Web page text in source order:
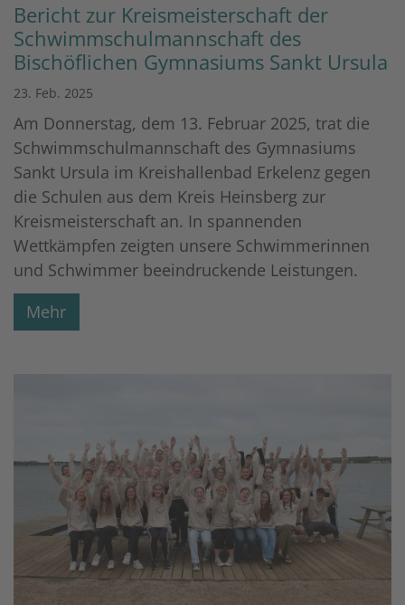
Bericht zur Kreismeisterschaft der
Schwimmschulmannschaft des
Bischöflichen Gymnasiums Sankt Ursula
23. Feb. 2025
Am Donnerstag, dem 13. Februar 2025, trat die
Schwimmschulmannschaft des Gymnasiums
Sankt Ursula im Kreishallenbad Erkelenz gegen
die Schulen aus dem Kreis Heinsberg zur
Kreismeisterschaft an. In spannenden
Wettkämpfen zeigten unsere Schwimmerinnen
und Schwimmer beeindruckende Leistungen.
Mehr